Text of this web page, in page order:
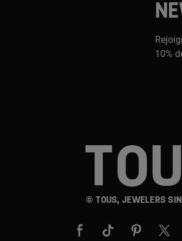
10%
© TOUS, JEWELERS